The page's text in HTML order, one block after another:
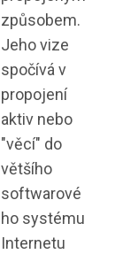
způsobem.
Jeho vize
spočívá v
propojení
aktiv nebo
"věcí" do
většího
softwarové
ho systému
Internetu